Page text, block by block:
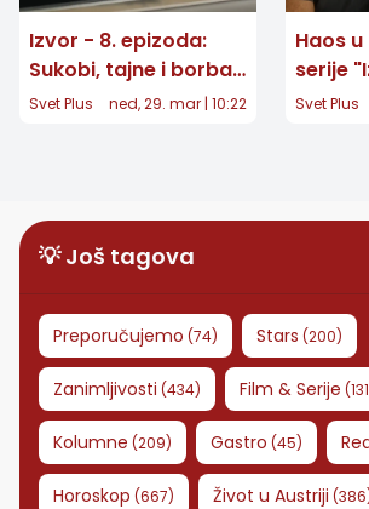
Izvor - 8. epizoda:
Sukobi, tajne i borba
za zemlju u Ramuću
Svet Plus ned, 29. mar | 10:22
Haos
serije
Svet Plus
💡 Još tagova
Preporučujemo (74) Stars (200)
Zanimljivosti (434) Film & Serije (131
Kolumne (209) Gastro (45)
Horoskop (667) Život u Austriji (386